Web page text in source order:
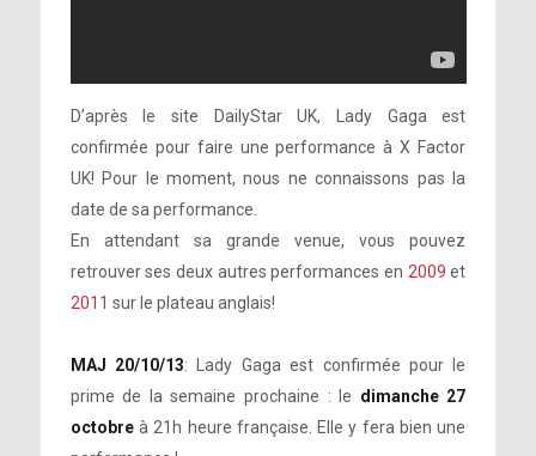
D’après le site DailyStar UK, Lady Gaga est
confirmée pour faire une performance à X Factor
UK! Pour le moment, nous ne connaissons pas la
date de sa performance.
En attendant sa grande venue, vous pouvez
retrouver ses deux autres performances en 2009 et
2011 sur le plateau anglais!
MAJ 20/10/13: Lady Gaga est confirmée pour le
prime de la semaine prochaine : le dimanche 27
octobreà 21h heure française. Elle y fera bien une